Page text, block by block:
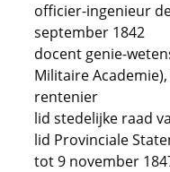
officier-ingenieur
september 1842
docent genie-
Militaire
rentenier
lid stedelijke raad
lid Provinciale
tot 9 november